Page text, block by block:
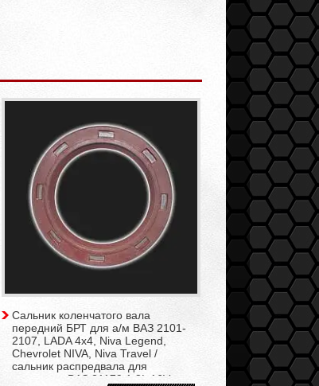
Сальник коленчатого вала
передний БРТ для а/м ВАЗ 2101-
2107, LADA 4x4, Niva Legend,
Chevrolet NIVA, Niva Travel /
сальник распредвала для
двигателя ВАЗ 21179 1.8L 16V